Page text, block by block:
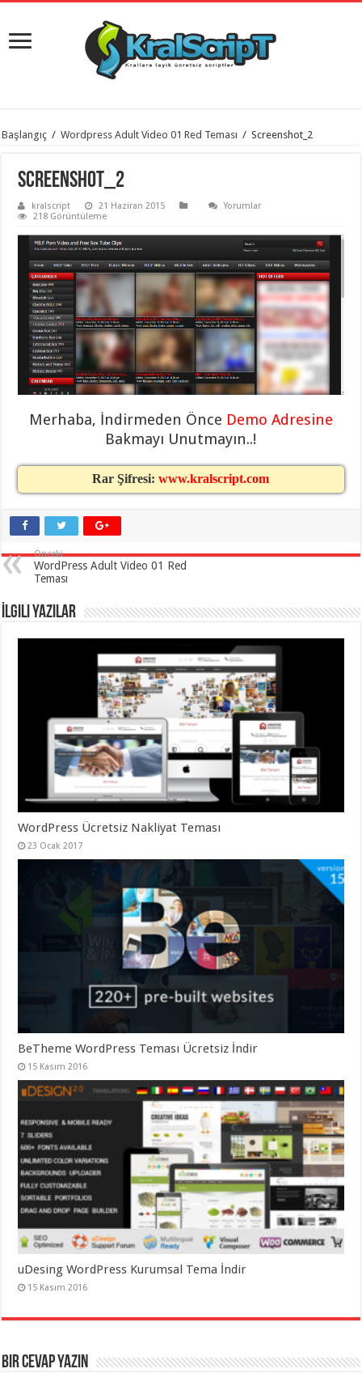
istanbul
taşımacılık,
organizasyon,
gaziantep
evden
taşımacılık,
gaziantep
taşımacılık,
taşımacılık,
gaziantep
taşımacılık,
gaziantep
evden
taşımacılık
gaziantep
eve
taşımacılık,
taşımacılık,
gaziantep
organizasyon,
organizasyon,
organizasyon ,
organizasyon,
gaziantep
organizasyon,
gaziantep
organizasyon
gaziantep
palyaço,
Başlangıç / Wordpress Adult Video 01 Red Teması / Screenshot_2
Screenshot_2
kralscript 21 Haziran 2015
Yorumlar
218 Görüntüleme
Merhaba, İndirmeden Önce Demo Adresine
Bakmayı Unutmayın..!
Rar Şifresi:www.kralscript.com
Önceki
WordPress Adult Video 01 Red
Teması
İlgili Yazılar
WordPress Ücretsiz Nakliyat Teması
23 Ocak 2017
BeTheme WordPress Teması Ücretsiz İndir
15 Kasım 2016
uDesing WordPress Kurumsal Tema İndir
15 Kasım 2016
Bir cevap yazın